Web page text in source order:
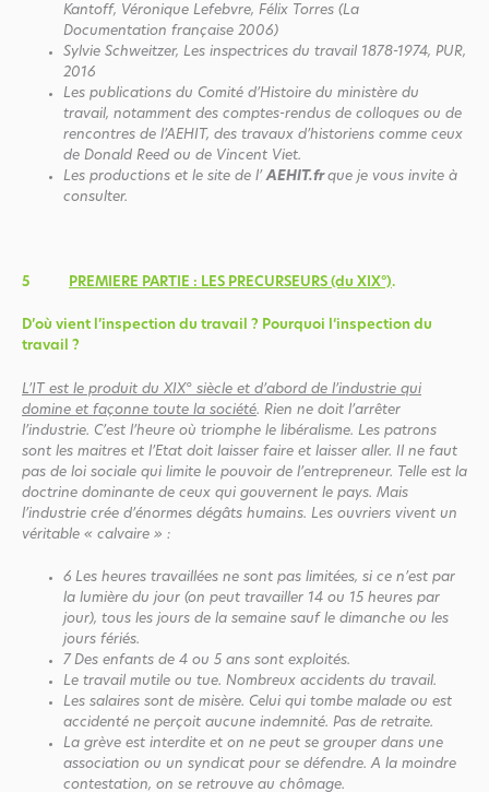
Kantoff, Véronique Lefebvre, Félix Torres (La
Documentation française 2006)
Sylvie Schweitzer, Les inspectrices du travail 1878-1974, PUR,
2016
Les publications du Comité d’Histoire du ministère du
travail, notamment des comptes-rendus de colloques ou de
rencontres de l’AEHIT, des travaux d’historiens comme ceux
de Donald Reed ou de Vincent Viet.
Les productions et le site de l’AEHIT.frque je vous invite à
consulter.
5 PREMIERE PARTIE : LES PRECURSEURS (du XIX°).
D’où vient l’inspection du travail ? Pourquoi l‘inspection du
travail ?
L’IT est le produit du XIX° siècle et d’abord de l’industrie qui
domine et façonne toute la société. Rien ne doit l’arrêter
l’industrie. C’est l’heure où triomphe le libéralisme. Les patrons
sont les maitres et l’Etat doit laisser faire et laisser aller. Il ne faut
pas de loi sociale qui limite le pouvoir de l’entrepreneur. Telle est la
doctrine dominante de ceux qui gouvernent le pays. Mais
l’industrie crée d’énormes dégâts humains. Les ouvriers vivent un
véritable « calvaire » :
6 Les heures travaillées ne sont pas limitées, si ce n’est par
la lumière du jour (on peut travailler 14 ou 15 heures par
jour), tous les jours de la semaine sauf le dimanche ou les
jours fériés.
7 Des enfants de 4 ou 5 ans sont exploités.
Le travail mutile ou tue. Nombreux accidents du travail.
Les salaires sont de misère. Celui qui tombe malade ou est
accidenté ne perçoit aucune indemnité. Pas de retraite.
La grève est interdite et on ne peut se grouper dans une
association ou un syndicat pour se défendre. A la moindre
contestation, on se retrouve au chômage.